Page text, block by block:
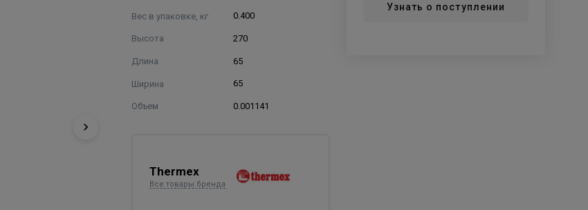
Вес в упаковке, кг 0.400
Высота 270
Длина 65
Ширина 65
Объем 0.001141
Thermex
Все товары бренда
Узнать о поступлении